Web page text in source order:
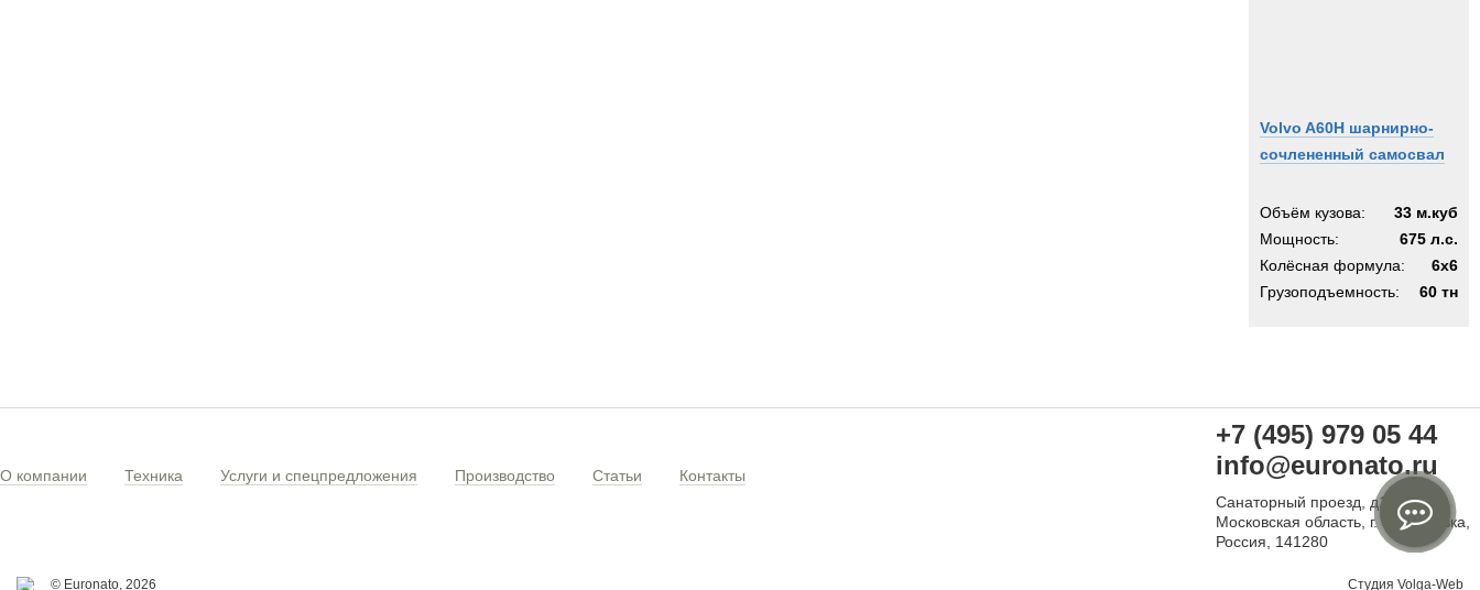
Volvo A60H шарнирно-
сочлененный самосвал
Объём кузова:
33 м.куб
Мощность:
675 л.с.
Колёсная формула:
6x6
Грузоподъемность:
60 тн
О компании Техника Услуги и спецпредложения Производство Статьи Контакты
+7 (495) 979 05 44
info@euronato.ru
Санаторный проезд, д1
Московская область, г. Ивантеевка,
Россия, 141280
© Euronato, 2026 Студия Volga-Web